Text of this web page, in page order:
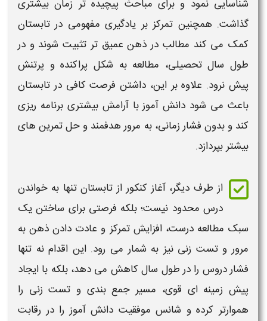
شناسایی نمود و برای مباحث پیچیده تر زمان بیشتری
گذاشت. همچنین تمرکز بر یادگیری مفهومی در تابستان
کمک می کند مطالب در ذهن عمیق تر تثبیت شوند و در
طول سال تحصیلی، مطالعهبه شکل پراکنده و پرتنش
پیش نرود. علاوه بر این، داشتن فرصت کافی در تابستان
باعث می شود دانش آموز با آرامش بیشتریبرنامه ریزی
کند و بدون فشار زمانی، به مرور هدفمند و حل تمرین های
بیشتر بپردازد.
از طرف دیگر، آغاز کنکور از تابستانتنها به خواندن
درس محدود نیست؛ بلکه فرصتی برای ساختن یک
سبک مطالعهدرست، افزایش تمرکز و عادت دادن ذهن به
مرور و تست زنی نیز به شمار می رود. این اقدام نه تنها
فشار دروس را در طول سال کاهش می دهد، بلکه با ایجاد
پیش زمینه ای قوی، مسیر جمع بندی و تست زنی را
هموارتر کرده و شانس موفقیت دانش آموز را در رقابت